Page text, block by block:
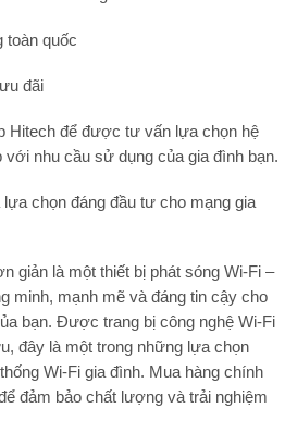
toàn quốc
đãi
Hitech để được tư vấn lựa chọn hệ
nhu cầu sử dụng của gia đình bạn.
chọn đáng đầu tư cho mạng gia
giản là một thiết bị phát sóng Wi-Fi –
minh, mạnh mẽ và đáng tin cậy cho
bạn. Được trang bị công nghệ Wi-Fi
đây là một trong những lựa chọn
Wi-Fi gia đình. Mua hàng chính
đảm bảo chất lượng và trải nghiệm